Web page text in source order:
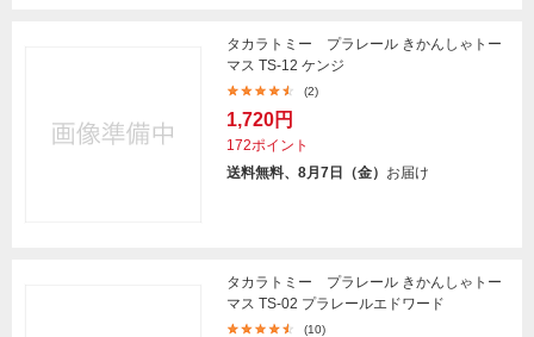
タカラトミー プラレール きかんしゃトー
マス TS-12 ケンジ
(2)
1,720円
172ポイント
送料無料、8月7日（金） お届け
タカラトミー プラレール きかんしゃトー
マス TS-02 プラレールエドワード
(10)